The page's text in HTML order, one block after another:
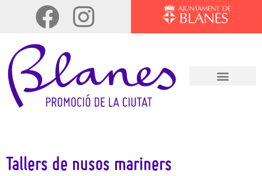
Tallers de nusos mariners